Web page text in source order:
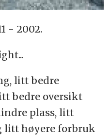
- 2002.
litt bedre
bedre oversikt
plass, litt
litt høyere forbruk